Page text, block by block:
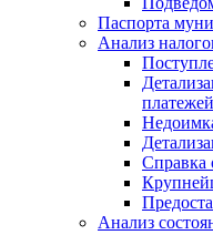
Паспорта
Анализ
платежей
Справка
Анализ